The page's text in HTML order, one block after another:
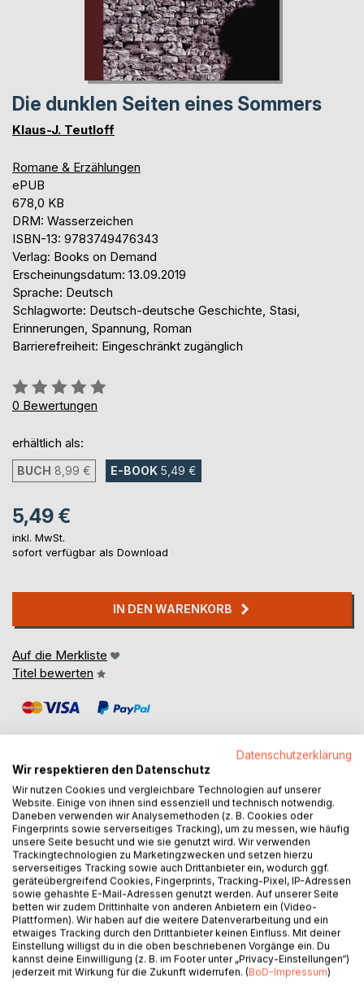
Die dunklen Seiten eines Sommers
Klaus-J. Teutloff
Romane & Erzählungen
ePUB
678,0 KB
DRM: Wasserzeichen
ISBN-13: 9783749476343
Verlag: Books on Demand
Erscheinungsdatum: 13.09.2019
Sprache: Deutsch
Schlagworte: Deutsch-deutsche Geschichte, Stasi,
Erinnerungen, Spannung, Roman
Barrierefreiheit: Eingeschränkt zugänglich
Bewertung::
0%
0 Bewertungen
erhältlich als:
BUCH 8,99 € E-BOOK 5,49 €
5,49 €
inkl. MwSt.
sofort verfügbar als Download
IN DEN WARENKORB
Auf die Merkliste
Titel bewerten
BESCHREIBUNG
In diesem Roman geht es nicht um die Jahreszeit Sommer,
sondern vielmehr wird hier die Geschichte eines Herrn
Ronny Sommer erzählt.
Ronny wurde 1958 in Magdeburg (damals noch DDR*)
geboren.
Als Kind wächst er behütet, aber auch streng erzogen, bei
seinen Eltern auf, die nach seiner Geburt die Großstadt
verlassen um ihn in einem kleinen Dorf das Aufwachsen zu
Datenschutzerklärung
Wir respektieren den Datenschutz
Wir nutzen Cookies und vergleichbare Technologien auf unserer
Website. Einige von ihnen sind essenziell und technisch notwendig.
Daneben verwenden wir Analysemethoden (z. B. Cookies oder
Fingerprints sowie serverseitiges Tracking), um zu messen, wie häufig
unsere Seite besucht und wie sie genutzt wird. Wir verwenden
Trackingtechnologien zu Marketingzwecken und setzen hierzu
serverseitiges Tracking sowie auch Drittanbieter ein, wodurch ggf.
geräteübergreifend Cookies, Fingerprints, Tracking-Pixel, IP-Adressen
sowie gehashte E-Mail-Adressen genutzt werden. Auf unserer Seite
betten wir zudem Drittinhalte von anderen Anbietern ein (Video-
Plattformen). Wir haben auf die weitere Datenverarbeitung und ein
etwaiges Tracking durch den Drittanbieter keinen Einfluss. Mit deiner
Einstellung willigst du in die oben beschriebenen Vorgänge ein. Du
kannst deine Einwilligung (z. B. im Footer unter „Privacy-Einstellungen“)
jederzeit mit Wirkung für die Zukunft widerrufen. (BoD-Impressum)